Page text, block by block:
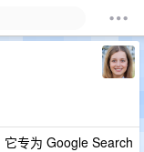
专为 Google Search